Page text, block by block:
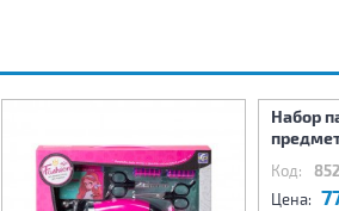
Набор
Код:
Цена: